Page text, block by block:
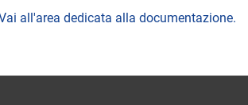
all'area dedicata alla documentazione.